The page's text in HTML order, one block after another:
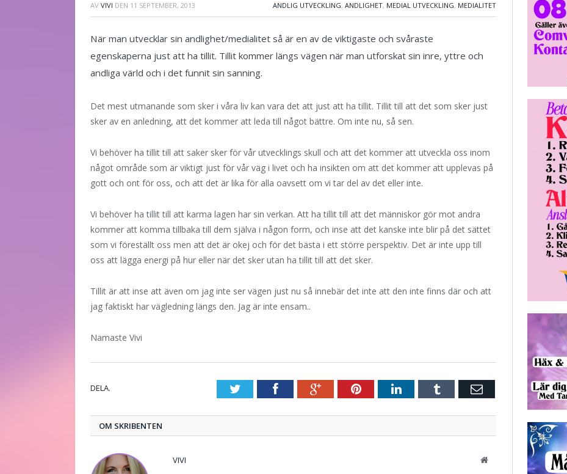
AV VIVI DEN 11 SEPTEMBER, 2013 ANDLIG UTVECKLING,ANDLIGHET, MEDIAL UTVECKLING, MEDIALITET
När man utvecklar sin andlighet/medialitet så är en av de viktigaste och svåraste
egenskaperna just att ha tillit. Tillit kommer längs vägen när man utforskat sin inre, yttre och
andliga värld och i det funnit sin sanning.
Det mest utmanande som sker i våra liv kan vara det att just att ha tillit. Tillit till att det som sker just
sker av en anledning, att det kommer att leda till något bättre. Om inte nu, så sen.
Vi behöver ha tillit till att saker sker för vår utvecklings skull och att det kommer att utveckla oss inom
något område som är viktigt just för vår väg i livet och ha insikten om att det kommer att upplevas på
gott och ont för oss, och att det är lika för alla oavsett om vi tar del av det eller inte.
Vi behöver ha tillit till att karma lagen har sin verkan. Att ha tillit till att det människor gör mot andra
kommer att komma tillbaka till dem själva i någon form, och inse att det kanske inte blir på det sättet
som vi föreställt oss men att det är okej och för det bästa i ett större perspektiv. Det är inte upp till
oss att lägga energi på hur eller när det sker utan ha tillit till att det sker.
Tillit är att inse att även om jag inte ser vägen just nu så innebär det inte att den inte finns där och att
jag faktiskt har vägledning längs den. Jag är inte ensam..
Namaste Vivi
DELA. TwitterFacebookGoogle+PinterestLinkedInTumblr E-
OM SKRIBENTEN
VIVI Website